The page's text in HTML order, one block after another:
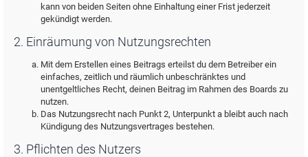
kann von beiden Seiten ohne Einhaltung einer Frist jederzeit
gekündigt werden.
2. Einräumung von Nutzungsrechten
Mit dem Erstellen eines Beitrags erteilst du dem Betreiber ein
einfaches, zeitlich und räumlich unbeschränktes und
unentgeltliches Recht, deinen Beitrag im Rahmen des Boards zu
nutzen.
Das Nutzungsrecht nach Punkt 2, Unterpunkt a bleibt auch nach
Kündigung des Nutzungsvertrages bestehen.
3. Pflichten des Nutzers